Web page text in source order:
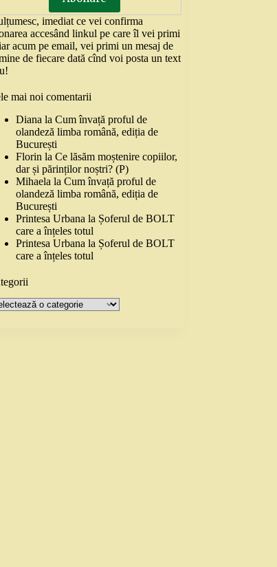
imediat ce vei confirma
accesând linkul pe care îl vei primi
acum pe email, vei primi un mesaj de
de fiecare dată cînd voi posta un text
mai noi comentarii
Diana laCum învață proful de
olandeză limba română, ediția de
București
Florin laCe lăsăm moștenire copiilor,
dar și părinților noștri? (P)
Mihaela laCum învață proful de
olandeză limba română, ediția de
București
Printesa Urbana la Șoferul de BOLT
care a înțeles totul
Printesa Urbana la Șoferul de BOLT
care a înțeles totul